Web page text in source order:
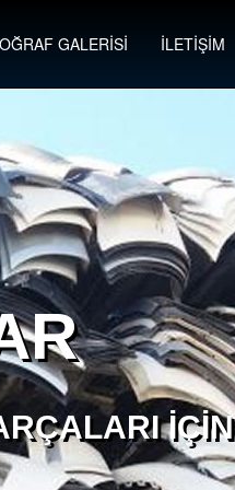
GALERİSİ İLETİŞİM
İÇIN